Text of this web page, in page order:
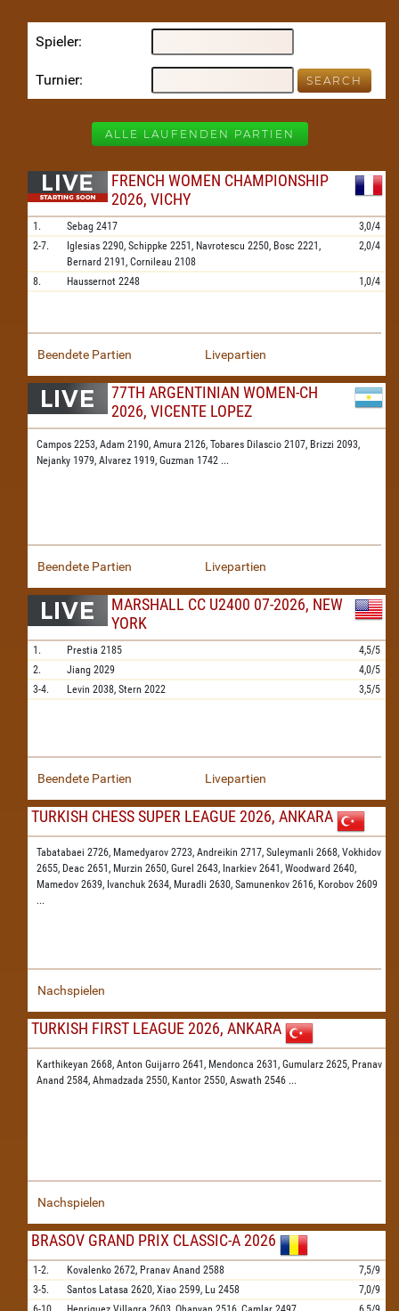
Spieler
Turnier
ALLE LAUFENDEN PARTIEN
FRENCH WOMEN CHAMPIONSHIP
2026, VICHY
1. Sebag 2417
3,0/4
2-7.
Iglesias 2290, Schippke 2251, Navrotescu 2250, Bosc 2221,
Bernard 2191, Cornileau 2108
2,0/4
8. Haussernot 2248 1,0/4
Beendete Partien Livepartien
77TH ARGENTINIAN WOMEN-CH
2026, VICENTE LOPEZ
Campos 2253, Adam 2190, Amura 2126, Tobares Dilascio 2107, Brizzi 2093,
Nejanky 1979, Alvarez 1919, Guzman 1742 ...
Beendete Partien Livepartien
MARSHALL CC U2400 07-2026, NEW
YORK
1. Prestia 2185
4,5/5
2.
Jiang 2029
4,0/5
3-4.
Levin 2038, Stern 2022 3,5/5
Beendete Partien Livepartien
TURKISH CHESS SUPER LEAGUE 2026, ANKARA
Tabatabaei 2726, Mamedyarov 2723, Andreikin 2717, Suleymanli 2668, Vokhidov
2655, Deac 2651, Murzin 2650, Gurel 2643, Inarkiev 2641, Woodward 2640,
Mamedov 2639, Ivanchuk 2634, Muradli 2630, Samunenkov 2616, Korobov 2609
...
Nachspielen
TURKISH FIRST LEAGUE 2026, ANKARA
Karthikeyan 2668, Anton Guijarro 2641, Mendonca 2631, Gumularz 2625, Pranav
Anand 2584, Ahmadzada 2550, Kantor 2550, Aswath 2546 ...
Nachspielen
BRASOV GRAND PRIX CLASSIC-A 2026
1-2. Kovalenko 2672, Pranav Anand 2588
7,5/9
3-5.
Santos Latasa 2620, Xiao 2599, Lu 2458
7,0/9